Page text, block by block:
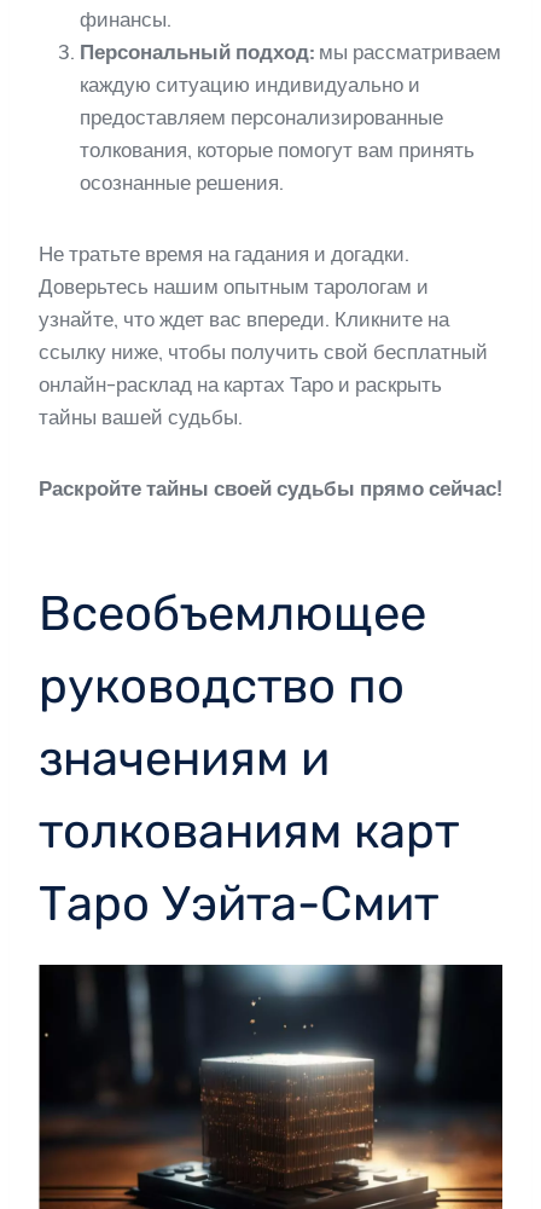
финансы.
Персональный подход: мы рассматриваем
каждую ситуацию индивидуально и
предоставляем персонализированные
толкования, которые помогут вам принять
осознанные решения.
Не тратьте время на гадания и догадки.
Доверьтесь нашим опытным тарологам и
узнайте, что ждет вас впереди. Кликните на
ссылку ниже, чтобы получить свой бесплатный
онлайн-расклад на картах Таро и раскрыть
тайны вашей судьбы.
Раскройте тайны своей судьбы прямо сейчас!
Всеобъемлющее
руководство по
значениям и
толкованиям карт
Таро Уэйта-Смит